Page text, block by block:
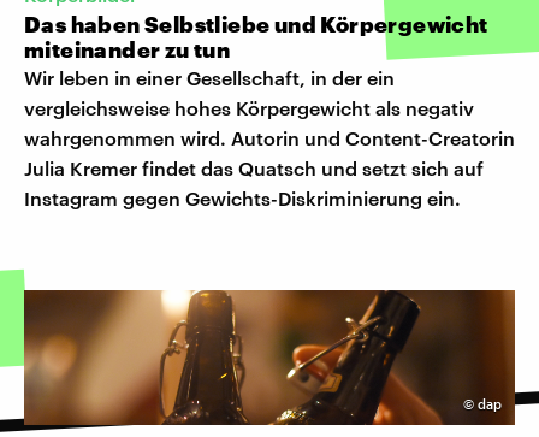
Das haben Selbstliebe und Körpergewicht
miteinander zu tun
Wir leben in einer Gesellschaft, in der ein
vergleichsweise hohes Körpergewicht als negativ
wahrgenommen wird. Autorin und Content-Creatorin
Julia Kremer findet das Quatsch und setzt sich auf
Instagram gegen Gewichts-Diskriminierung ein.
© dap